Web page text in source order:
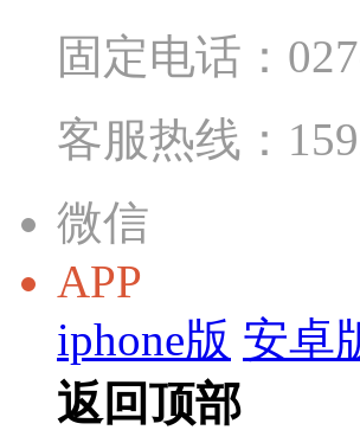
固定电话：
客服热线：
微信
APP
iphone版 安卓
返回顶部